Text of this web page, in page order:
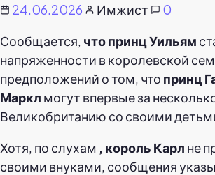
24.06.2026 Имжист
0
Сообщается, что принц Уильям
напряженности в королевской
предположений о том, что принц
Маркл могут впервые за
Великобританию со своими
Хотя, по слухам , король Карл не
своими внуками, сообщения